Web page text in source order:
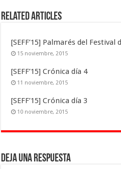
Related Articles
[SEFF’15] Palmarés del Festival
15 noviembre, 2015
[SEFF’15] Crónica día 4
11 noviembre, 2015
[SEFF’15] Crónica día 3
10 noviembre, 2015
Deja una respuesta